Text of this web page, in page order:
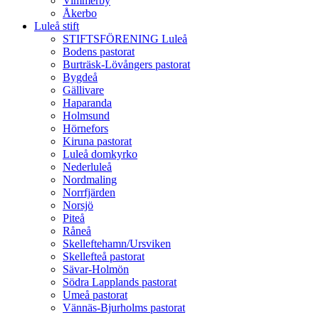
Åkerbo
Luleå stift
STIFTSFÖRENING Luleå
Bodens pastorat
Burträsk-Lövångers pastorat
Bygdeå
Gällivare
Haparanda
Holmsund
Hörnefors
Kiruna pastorat
Luleå domkyrko
Nederluleå
Nordmaling
Norrfjärden
Norsjö
Piteå
Råneå
Skelleftehamn/Ursviken
Skellefteå pastorat
Sävar-Holmön
Södra Lapplands pastorat
Umeå pastorat
Vännäs-Bjurholms pastorat